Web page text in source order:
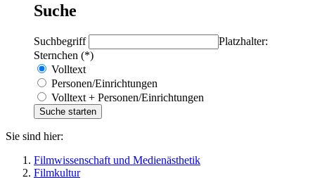
Suche
Suchbegriff
Platzhalter:
Sternchen (*)
Volltext
Personen/Einrichtungen
Volltext + Personen/Einrichtungen
Sie sind hier:
Filmwissenschaft und Medienästhetik
Filmkultur